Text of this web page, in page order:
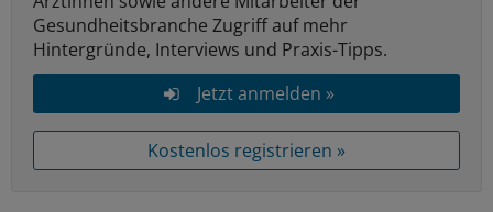
Gesundheitsbranche Zugriff auf mehr
Hintergründe, Interviews und Praxis-Tipps.
Jetzt anmelden »
Kostenlos registrieren »